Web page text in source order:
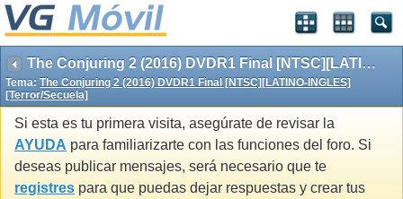
The Conjuring 2 (2016) DVDR1 Final [NTSC][LATINO-INGLES][Terror/Secuela]
Tema: The Conjuring 2 (2016) DVDR1 Final [NTSC][LATINO-INGLES]
[Terror/Secuela]
Si esta es tu primera visita, asegúrate de revisar la
AYUDA para familiarizarte con las funciones del foro. Si
deseas publicar mensajes, será necesario que te
registres para que puedas dejar respuestas y crear tus